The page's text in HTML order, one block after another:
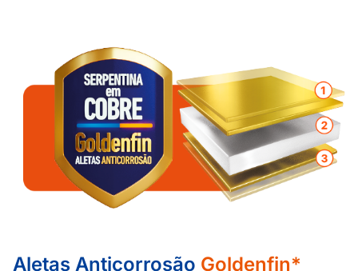
Aletas Anticorrosão Goldenfin*